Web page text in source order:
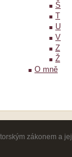
Š
T
U
V
Z
Ž
O mně
zákonem a